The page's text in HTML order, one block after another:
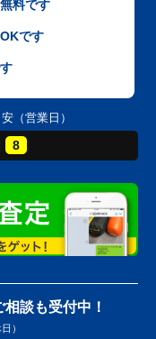
料です
です
（営業日）
8
談も受付中！
）